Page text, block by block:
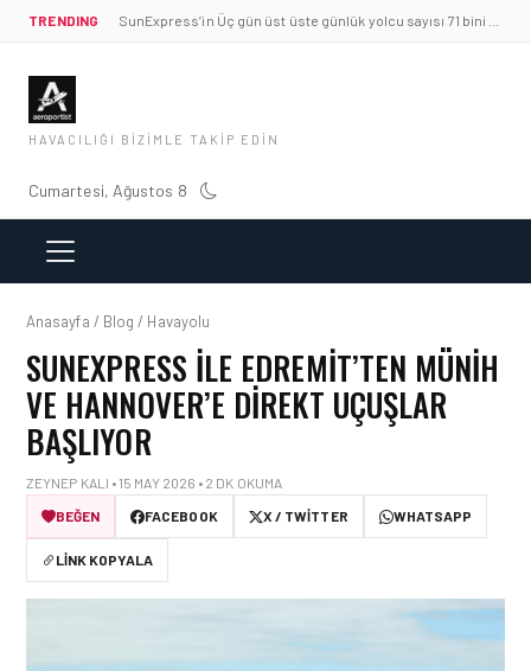
TRENDING
HAVACILIĞI BIZIMLE TAKIP EDIN
Cumartesi, Ağustos 8
Anasayfa / Blog / Havayolu
SUNEXPRESS ILE EDREMIT’TEN MÜNIH
VE HANNOVER’E DIREKT UÇUŞLAR
BAŞLIYOR
ZEYNEP KALI • 15 MAY 2026 • 2 DK OKUMA
BEĞEN
FACEBOOK X / TWITTER WHATSAPP
LINK KOPYALA